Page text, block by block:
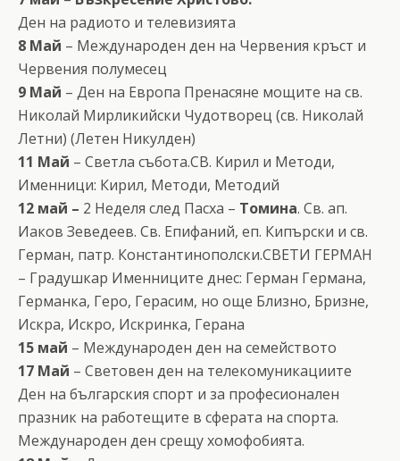
Ден на радиото и телевизията
8 Май – Международен ден на Червения кръст и
Червения полумесец
9 Май – Ден на Европа Пренасяне мощите на св.
Николай Мирликийски Чудотворец (св. Николай
Летни) (Летен Никулден)
11 Май – Светла събота.СВ. Кирил и Методи,
Именници: Кирил, Методи, Методий
12 май – 2 Неделя след Пасха – Томина. Св. ап.
Иаков Зеведеев. Св. Епифаний, еп. Кипърски и св.
Герман, патр. Константинополски.СВЕТИ ГЕРМАН
– Градушкар Именниците днес: Герман Германа,
Германка, Геро, Герасим, но още Близно, Бризне,
Искра, Искро, Искринка, Герана
15 май – Международен ден на семейството
17 Май – Световен ден на телекомуникациите
Ден на българския спорт и за професионален
празник на работещите в сферата на спорта.
Международен ден срещу хомофобията.